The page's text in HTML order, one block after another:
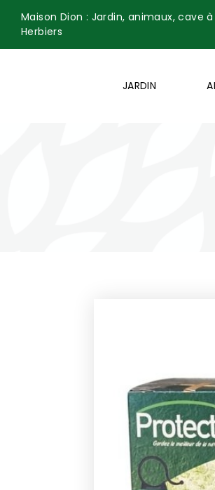
Maison Dion : Jardin, animaux, cave
Herbiers
JARDIN